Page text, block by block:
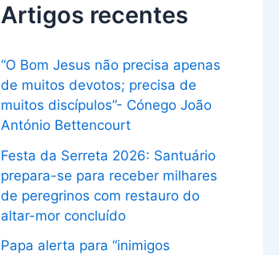
Artigos recentes
“O Bom Jesus não precisa apenas
de muitos devotos; precisa de
muitos discípulos”- Cónego João
António Bettencourt
Festa da Serreta 2026: Santuário
prepara-se para receber milhares
de peregrinos com restauro do
altar-mor concluído
Papa alerta para “inimigos